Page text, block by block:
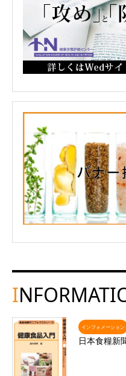
I
インフォメーション
日本食糧新